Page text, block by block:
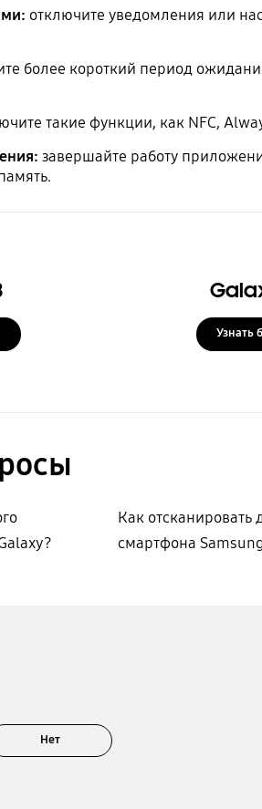
отключите уведомления или
более короткий период
такие функции, как NFC,
завершайте работу
Узнать
Как
смартфона
Нет